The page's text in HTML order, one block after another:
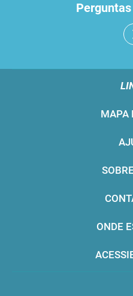
MAPA
ONDE